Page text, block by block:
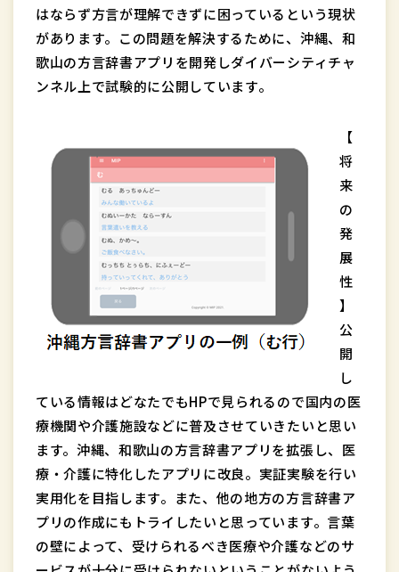
はならず方言が理解できずに困っているという現状
があります。この問題を解決するために、沖縄、和
歌山の方言辞書アプリを開発しダイバーシティチャ
ンネル上で試験的に公開しています。
【
将
来
の
発
展
性
】
公
開
し
ている情報はどなたでもHPで見られるので国内の医
療機関や介護施設などに普及させていきたいと思い
ます。沖縄、和歌山の方言辞書アプリを拡張し、医
療・介護に特化したアプリに改良。実証実験を行い
実用化を目指します。また、他の地方の方言辞書ア
プリの作成にもトライしたいと思っています。言葉
の壁によって、受けられるべき医療や介護などのサ